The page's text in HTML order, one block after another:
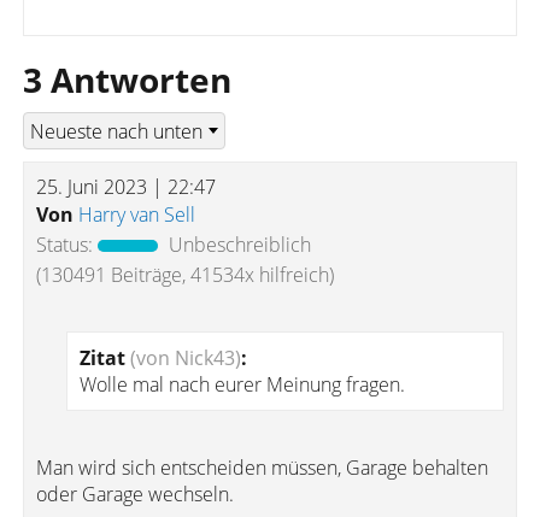
3 Antworten
25. Juni 2023 | 22:47
Von Harry van Sell
Status:
Unbeschreiblich
(130491 Beiträge, 41534x hilfreich)
Zitat(von Nick43):
Wolle mal nach eurer Meinung fragen.
Man wird sich entscheiden müssen, Garage behalten
oder Garage wechseln.